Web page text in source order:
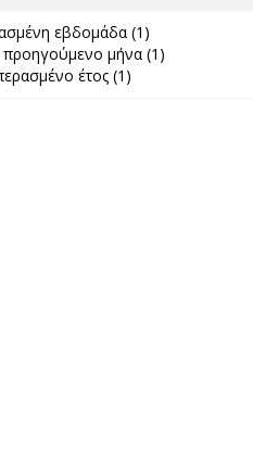
εβδομάδα (1)
Περασμένη
μήνα (1)
έτος (1)